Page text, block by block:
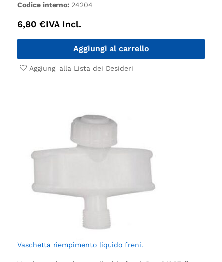
Codice interno: 24204
6,80 €IVA Incl.
Aggiungi al carrello
Aggiungi alla Lista dei Desideri
Vaschetta riempimento liquido freni.